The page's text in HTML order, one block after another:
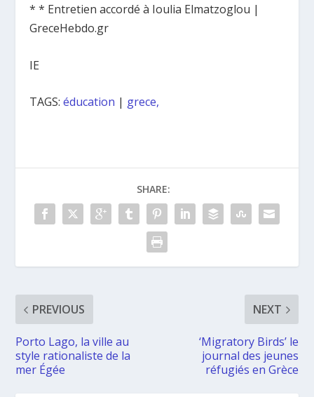
* * Entretien accordé à Ioulia Elmatzoglou |
GreceHebdo.gr
IE
TAGS:éducation | grece,
SHARE:
PREVIOUS
Porto Lago, la ville au
style rationaliste de la
mer Égée
NEXT
‘Migratory Birds’ le
journal des jeunes
réfugiés en Grèce